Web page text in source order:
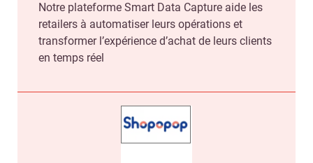
Notre plateforme Smart Data Capture aide les
retailers à automatiser leurs opérations et
transformer l’expérience d’achat de leurs clients
en temps réel
Recevoir Républik Retail